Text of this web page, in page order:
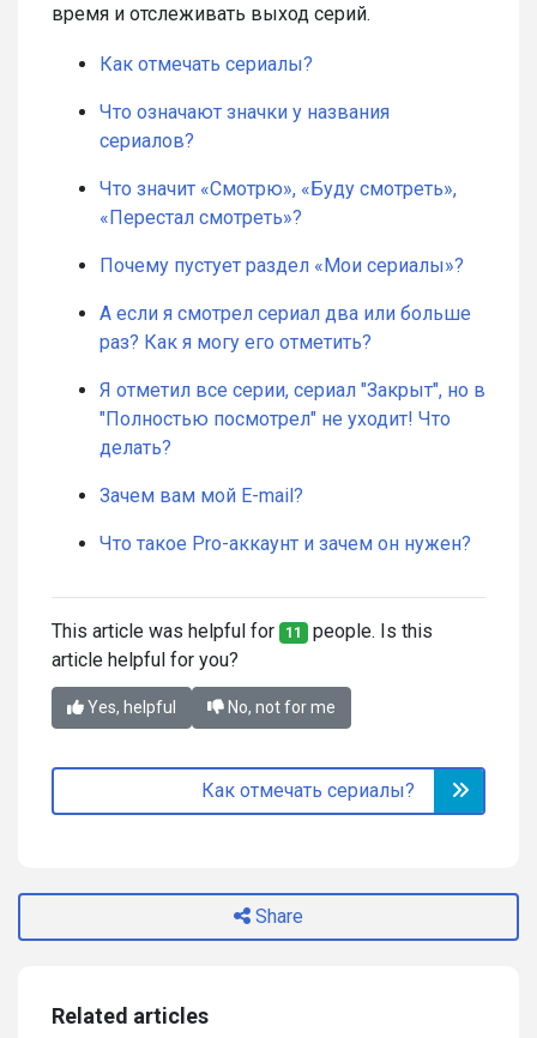
время и отслеживать выход серий.
Как отмечать сериалы?
Что означают значки у названия
сериалов?
Что значит «Смотрю», «Буду смотреть»,
«Перестал смотреть»?
Почему пустует раздел «Мои сериалы»?
А если я смотрел сериал два или больше
раз? Как я могу его отметить?
Я отметил все серии, сериал "Закрыт", но в
"Полностью посмотрел" не уходит! Что
делать?
Зачем вам мой E-mail?
Что такое Pro-аккаунт и зачем он нужен?
This article was helpful for 11 people. Is this
article helpful for you?
Yes, helpful No, not for me
Как отмечать сериалы?
Share
Related articles